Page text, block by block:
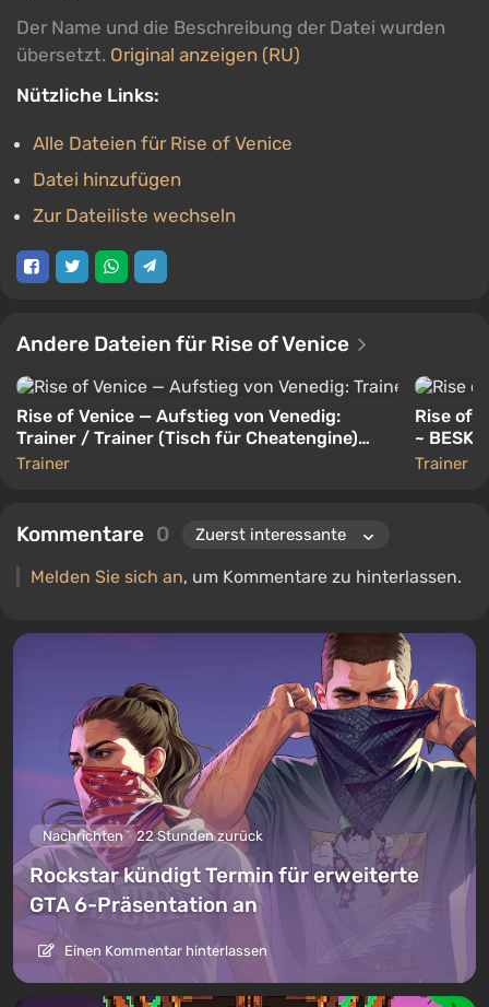
Der Name und die Beschreibung der Datei wurden
übersetzt. Original anzeigen (RU)
Nützliche Links:
Alle Dateien für Rise of Venice
Datei hinzufügen
Zur Dateiliste wechseln
Andere Dateien für Rise of Venice
Rise of Venice — Aufstieg von Venedig:
Trainer / Trainer (Tisch für Cheatengine)
[1.0.3-4449]
Trainer
Rise of
~
Trainer
Kommentare 0
Melden Sie sich an, um Kommentare zu hinterlassen.
Nachrichten 22 Stunden zurück
Rockstar kündigt Termin für erweiterte
GTA 6-Präsentation an
Einen Kommentar hinterlassen